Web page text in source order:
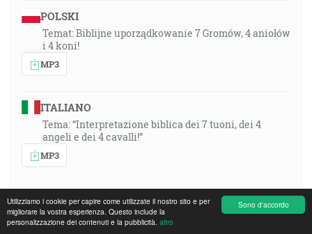
Sono d'accordo
Utilizziamo i cookie per capire come utilizzate il nostro sito e per
migliorare la vostra esperienza. Questo include la
personalizzazione dei contenuti e la pubblicità. altro
POLSKI
Temat: Biblijne uporządkowanie 7 Gromów, 4 aniołów
i 4 koni!
MP3
ITALIANO
Tema: “Interpretazione biblica dei 7 tuoni, dei 4
angeli e dei 4 cavalli!”
MP3
1991-03-03 15:00, Krefeld, Germany, Missions-